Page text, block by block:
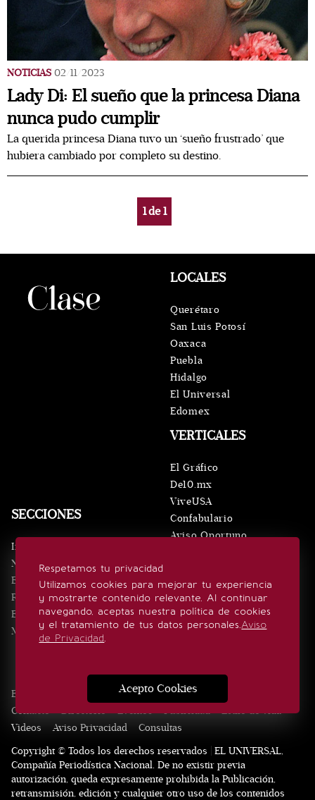
NOTICIAS 02/11/2023
Lady Di: El sueño que la princesa Diana
nunca pudo cumplir
La querida princesa Diana tuvo un ‘sueño frustrado’ que
hubiera cambiado por completo su destino.
1de1
Respetamos tu privacidad
Utilizamos cookies para mejorar tu experiencia
y mostrarte contenido relevante. Al continuar
navegando, aceptas nuestra política de cookies
y el tratamiento de tus datos personales.Aviso
de Privacidad.
Acepto Cookies
SECCIONES
Inicio
Noticias
Eventos
Realeza
Estilo de vida
Minuto x Minuto
VERTICALES
El Gráfico
De10.mx
ViveUSA
Confabulario
Aviso Oportuno
LOCALES
Querétaro
San Luis Potosí
Oaxaca
Puebla
Hidalgo
El Universal
Edomex
SÍGUENOS
Edición Impresa Noticias Quiénes somos
Contacto
Directorio Eventos Publicidad
Estilo de vida
Videos
Aviso Privacidad
Consultas
Copyright © Todos los derechos reservados | EL UNIVERSAL,
Compañía Periodística Nacional. De no existir previa
autorización, queda expresamente prohibida la Publicación,
retransmisión, edición y cualquier otro uso de los contenidos